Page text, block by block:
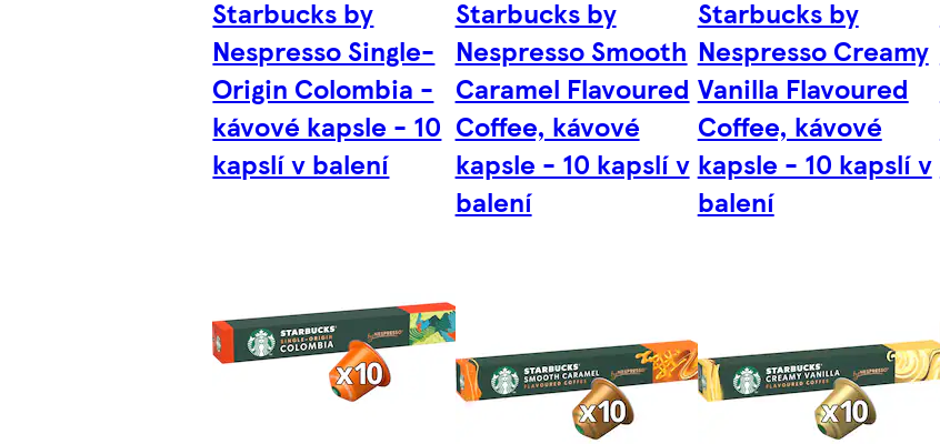
Starbucks by
Nespresso Single-
Origin Colombia -
kávové kapsle - 10
kapslí v balení
Starbucks by
Nespresso Smooth
Caramel Flavoured
Coffee, kávové
kapsle - 10 kapslí v
balení
Starbucks by
Nespresso Creamy
Vanilla Flavoured
Coffee, kávové
kapsle - 10 kapslí v
balení